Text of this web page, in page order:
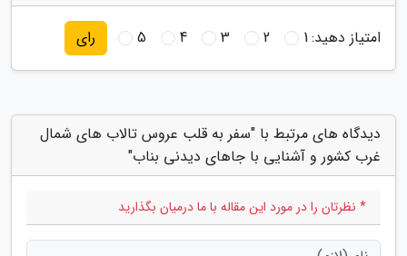
امتیاز دهید:1
2
3
4
5 رای
دیدگاه های مرتبط با "سفر به قلب عروس تالاب های شمال
غرب کشور و آشنایی با جاهای دیدنی بناب"
* نظرتان را در مورد این مقاله با ما درمیان بگذارید